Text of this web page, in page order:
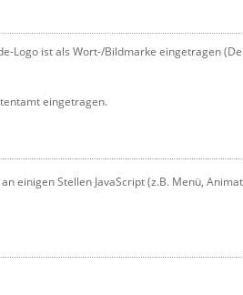
Logo ist als Wort-/Bildmarke eingetragen
eingetragen.
einigen Stellen JavaScript (z.B. Menü,